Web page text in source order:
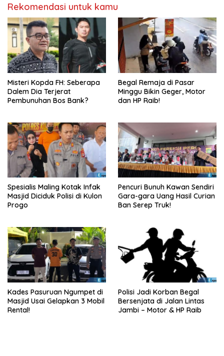
Rekomendasi untuk kamu
Misteri Kopda FH: Seberapa
Dalem Dia Terjerat
Pembunuhan Bos Bank?
Begal Remaja di Pasar
Minggu Bikin Geger, Motor
dan HP Raib!
Spesialis Maling Kotak Infak
Masjid Diciduk Polisi di Kulon
Progo
Pencuri Bunuh Kawan Sendiri
Gara-gara Uang Hasil Curian
Ban Serep Truk!
Kades Pasuruan Ngumpet di
Masjid Usai Gelapkan 3 Mobil
Rental!
Polisi Jadi Korban Begal
Bersenjata di Jalan Lintas
Jambi – Motor & HP Raib